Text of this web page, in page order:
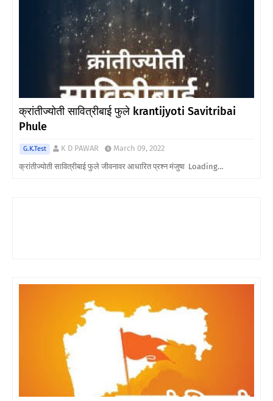
क्रांतीज्योती सावित्रीबाई फुले krantijyoti Savitribai
Phule
G.K.Test K D PAWAR
March 09, 2022
क्रांतीज्योती सावित्रीबाई फुले जीवनावर आधारित प्रश्न मंजुषा Loading…